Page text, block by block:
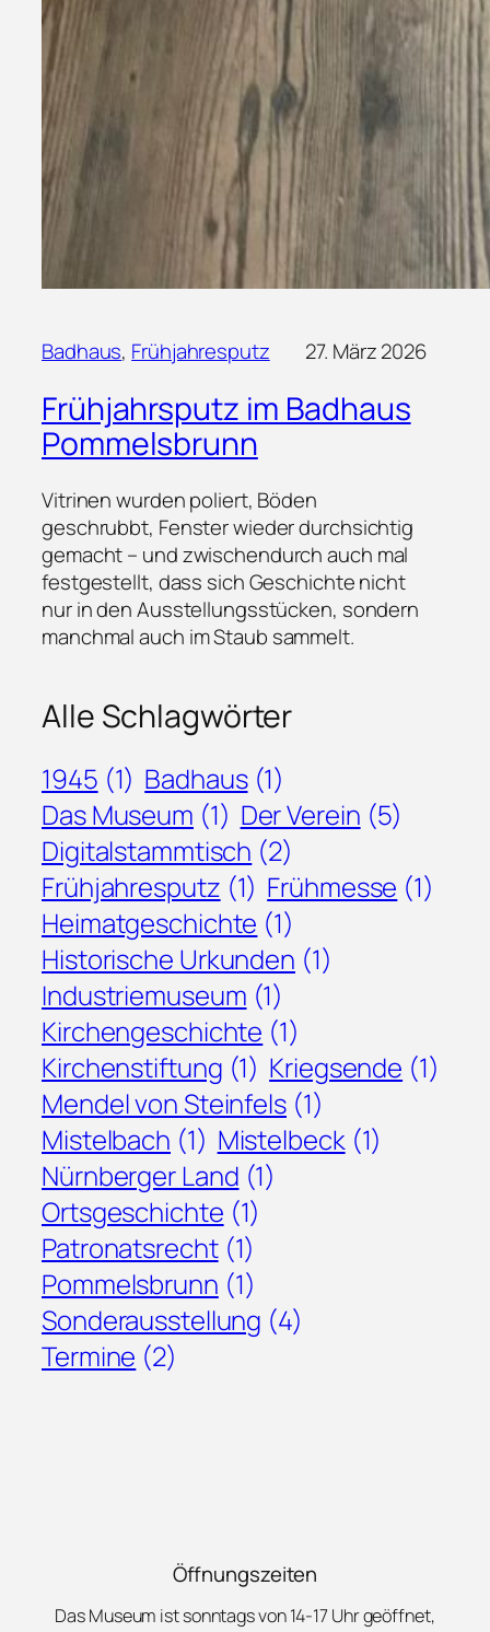
Badhaus, Frühjahresputz 27. März 2026
Frühjahrsputz im Badhaus
Pommelsbrunn
Vitrinen wurden poliert, Böden
geschrubbt, Fenster wieder durchsichtig
gemacht – und zwischendurch auch mal
festgestellt, dass sich Geschichte nicht
nur in den Ausstellungsstücken, sondern
manchmal auch im Staub sammelt.
Alle Schlagwörter
1945 (1) Badhaus (1)
Das Museum (1) Der Verein (5)
Digitalstammtisch (2)
Frühjahresputz (1) Frühmesse (1)
Heimatgeschichte (1)
Historische Urkunden (1)
Industriemuseum (1)
Kirchengeschichte (1)
Kirchenstiftung (1) Kriegsende (1)
Mendel von Steinfels (1)
Mistelbach (1) Mistelbeck (1)
Nürnberger Land (1)
Ortsgeschichte (1)
Patronatsrecht (1)
Pommelsbrunn (1)
Sonderausstellung (4)
Termine (2)
Öffnungszeiten
Das Museum ist sonntags von 14-17 Uhr geöffnet,